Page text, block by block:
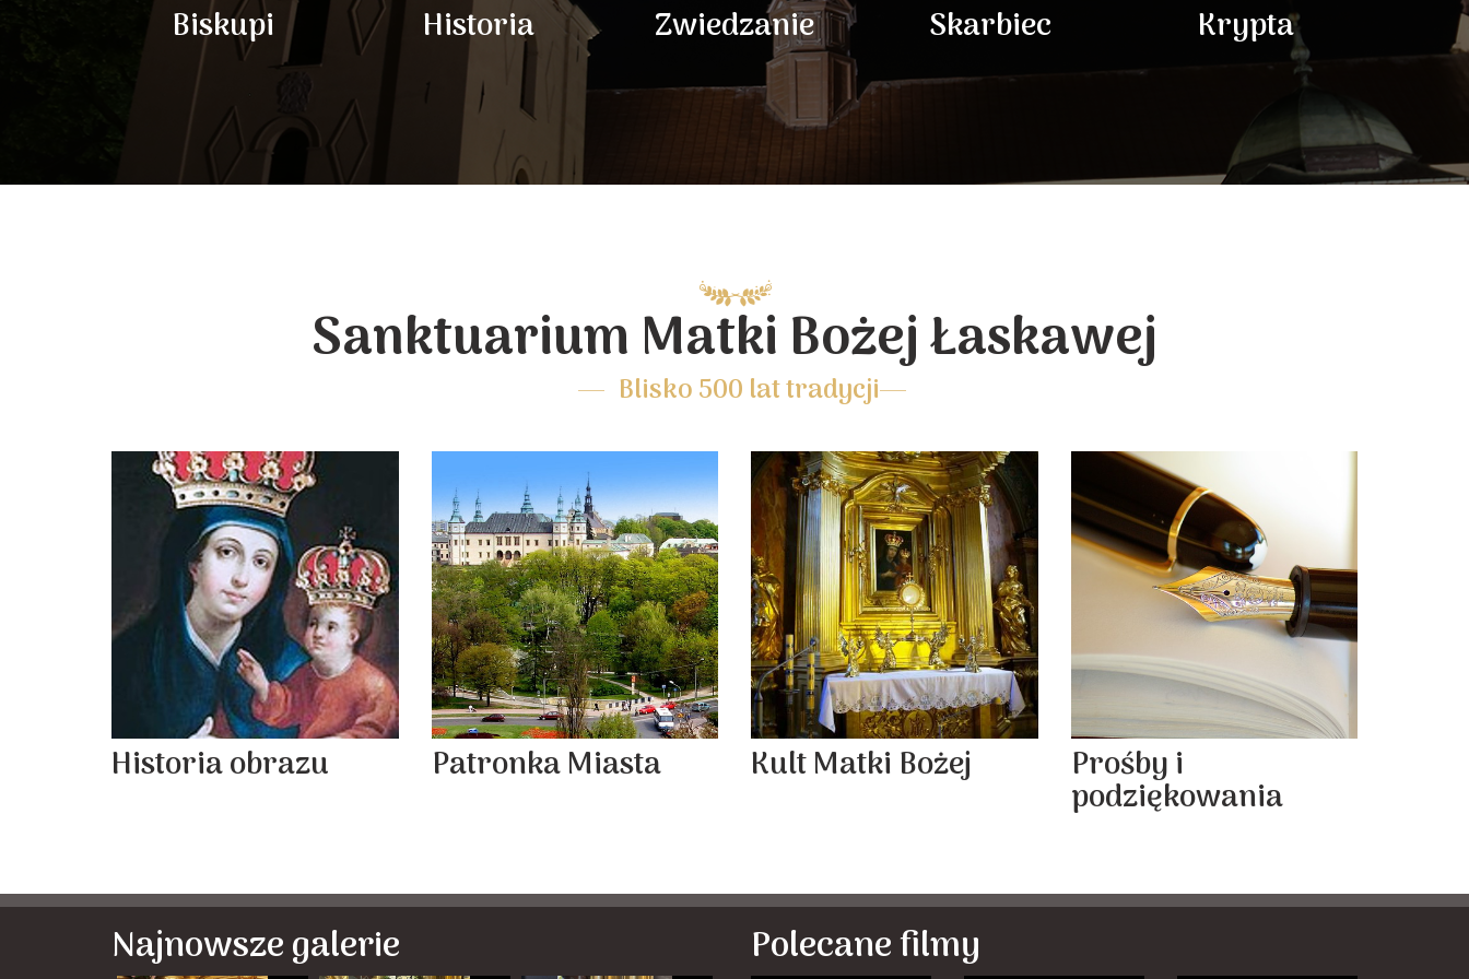
Biskupi Historia Zwiedzanie Skarbiec Krypta
Sanktuarium Matki Bożej Łaskawej
Blisko 500 lat tradycji
Historia obrazu Patronka Miasta Kult Matki Bożej Prośby i
podziękowania
Najnowsze galerie Polecane filmy